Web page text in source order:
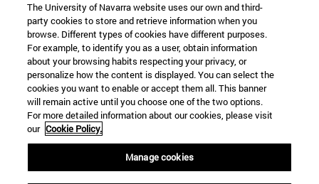
The University of Navarra website uses our own and third-
party cookies to store and retrieve information when you
browse. Different types of cookies have different purposes.
For example, to identify you as a user, obtain information
about your browsing habits respecting your privacy, or
personalize how the content is displayed. You can select the
cookies you want to enable or accept them all. This banner
will remain active until you choose one of the two options.
For more detailed information about our cookies, please visit
our Cookie Policy.
Manage cookies